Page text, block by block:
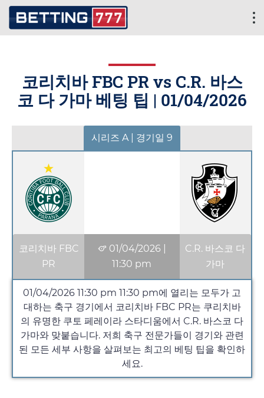
코리치바 FBC PR vs C.R. 바스
코 다 가마 베팅 팁 | 01/04/2026
시리즈 A | 경기일 9
코리치바 FBC
PR
01/04/2026
11:30 pm
C.R. 바스코 다
가마
01/04/2026 11:30 pm 11:30 pm에 열리는 모두가 고
대하는 축구 경기에서 코리치바 FBC PR는 쿠리치바
의 유명한 쿠토 페레이라 스타디움에서 C.R. 바스코 다
가마와 맞붙습니다. 저희 축구 전문가들이 경기와 관련
된 모든 세부 사항을 살펴보는 최고의 베팅 팁을 확인하
세요.